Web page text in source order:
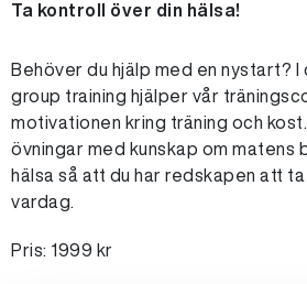
Ta kontroll över din hälsa!
Behöver du hjälp med en nystart? I
group training hjälper vår
motivationen kring träning och
övningar med kunskap om matens
hälsa så att du har redskapen att
vardag.
Pris: 1999 kr